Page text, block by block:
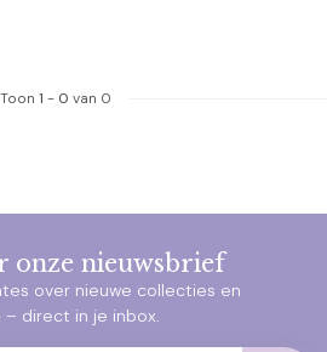
Toon 1 - 0 van 0
onze nieuwsbrief
over nieuwe collecties en
– direct in je inbox.